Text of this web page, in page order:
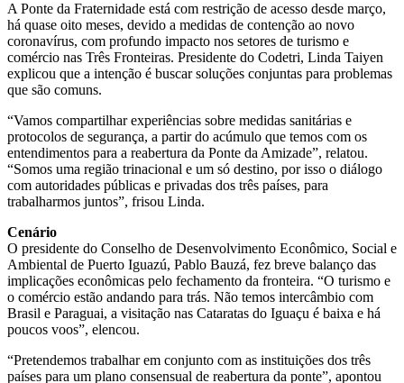
A Ponte da Fraternidade está com restrição de acesso desde março,
há quase oito meses, devido a medidas de contenção ao novo
coronavírus, com profundo impacto nos setores de turismo e
comércio nas Três Fronteiras. Presidente do Codetri, Linda Taiyen
explicou que a intenção é buscar soluções conjuntas para problemas
que são comuns.
“Vamos compartilhar experiências sobre medidas sanitárias e
protocolos de segurança, a partir do acúmulo que temos com os
entendimentos para a reabertura da Ponte da Amizade”, relatou.
“Somos uma região trinacional e um só destino, por isso o diálogo
com autoridades públicas e privadas dos três países, para
trabalharmos juntos”, frisou Linda.
Cenário
O presidente do Conselho de Desenvolvimento Econômico, Social e
Ambiental de Puerto Iguazú, Pablo Bauzá, fez breve balanço das
implicações econômicas pelo fechamento da fronteira. “O turismo e
o comércio estão andando para trás. Não temos intercâmbio com
Brasil e Paraguai, a visitação nas Cataratas do Iguaçu é baixa e há
poucos voos”, elencou.
“Pretendemos trabalhar em conjunto com as instituições dos três
países para um plano consensual de reabertura da ponte”, apontou